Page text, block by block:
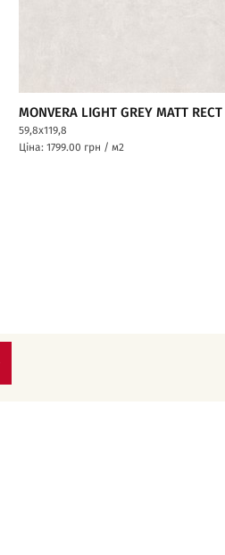
MONVERA LIGHT GREY MATT RECT
59,8x119,8
Ціна: 1799.00 грн / м2